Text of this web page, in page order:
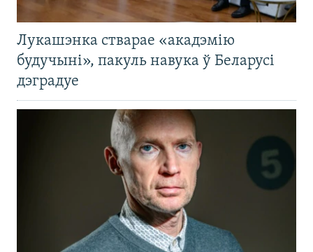
Лукашэнка стварае «акадэмію
будучыні», пакуль навука ў Беларусі
дэградуе